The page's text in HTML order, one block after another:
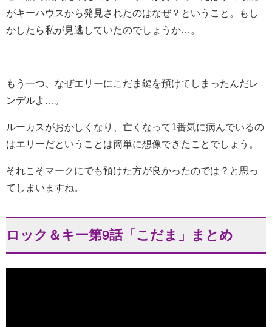
がキーハウスから発見されたのはなぜ？ということ。もし
かしたら私が見逃していたのでしょうか…。
もう一つ、なぜエリーにこだま鍵を預けてしまったんだレ
ンデルよ…。
ルーカスがおかしくなり、亡くなって1番気に病んでいるの
はエリーだということは簡単に想像できたことでしょう。
それこそマークにでも預けた方が良かったのでは？と思っ
てしまいますね。
ロック＆キー第9話「こだま」まとめ